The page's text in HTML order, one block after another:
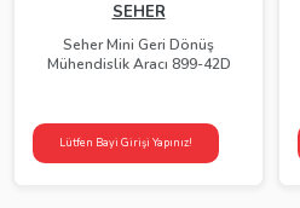
SEHER
Seher Mini Geri Dönüş
Mühendislik Aracı 899-42D
Lütfen Bayi Girişi Yapınız!